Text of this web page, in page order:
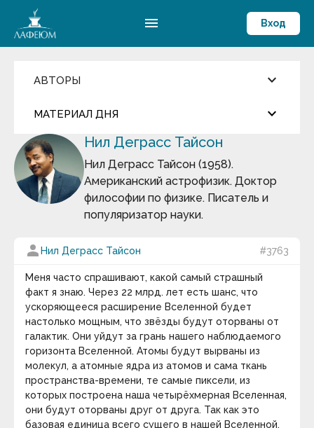
menu Вход
АВТОРЫ keyboard_arrow_down
close
Фильмы и Сериалы
Пословицы и поговорки
Аамир Кхан
Абрахам Маслоу
Абу-ль-Фарадж бин Харун
Абуль-Фарадж ибн аль-Джаузи
Август Бебель
Авессалом Подводный
Авиценна
Авл Корнелий Цельс
Авраам Линкольн
Аврелий Августин
Адам Смит
Адам Франк
Адольф Грюнбаум
Адриана Трижиани
Азим Премджи
Айзек Азимов
Алан Брэдли
Алан Гут
Алан Малалли
Алекс Фергюсен
Нил Деграсс Тайсон
Нил Деграсс Тайсон (1958).
Американский астрофизик. Доктор
философии по физике. Писатель и
популяризатор науки.
person Нил Деграсс Тайсон #3763
Меня часто спрашивают, какой самый страшный
факт я знаю. Через 22 млрд. лет есть шанс, что
ускоряющееся расширение Вселенной будет
настолько мощным, что звёзды будут оторваны от
галактик. Они уйдут за грань нашего наблюдаемого
горизонта Вселенной. Атомы будут вырваны из
молекул, а атомные ядра из атомов и сама ткань
пространства-времени, те самые пиксели, из
которых построена наша четырёхмерная Вселенная,
они будут оторваны друг от друга. Так как это
базовая единица всего сущего в нашей Вселенной,
МАТЕРИАЛ ДНЯ keyboard_arrow_down
Цитата дня
Арабская мудрость
Термин дня
Философия истории— раздел философии,
призванный ответить на вопросы об объективных
закономерностях и духовно-нравственном
смысле исторического процесса, о путях
реализации человеческих сущностных сил в
истории, о возможностях обретения
общечеловеческого единства.
Категория:Философия истории. keyboard_arrow_down